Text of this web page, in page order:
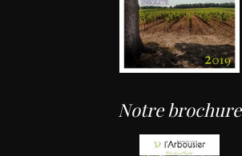
Notre brochure